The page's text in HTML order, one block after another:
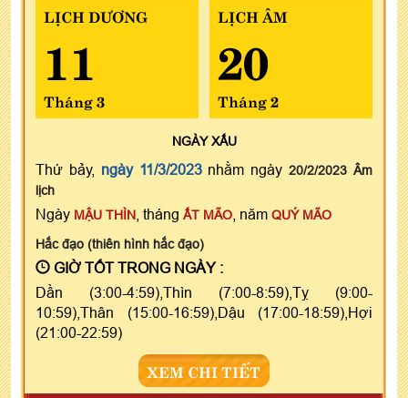
LỊCH DƯƠNG
11
Tháng 3
LỊCH ÂM
20
Tháng 2
NGÀYXẤU
Thứ bảy, ngày 11/3/2023nhằm ngày20/2/2023 Âm
lịch
Ngày MẬU THÌN , tháng ẤT MÃO , năm QUÝ MÃO
Hắc đạo (thiên hình hắc đạo)
GIỜ TỐT TRONG NGÀY :
Dần (3:00-4:59),Thìn (7:00-8:59),Tỵ (9:00-
10:59),Thân (15:00-16:59),Dậu (17:00-18:59),Hợi
(21:00-22:59)
XEM CHI TIẾT